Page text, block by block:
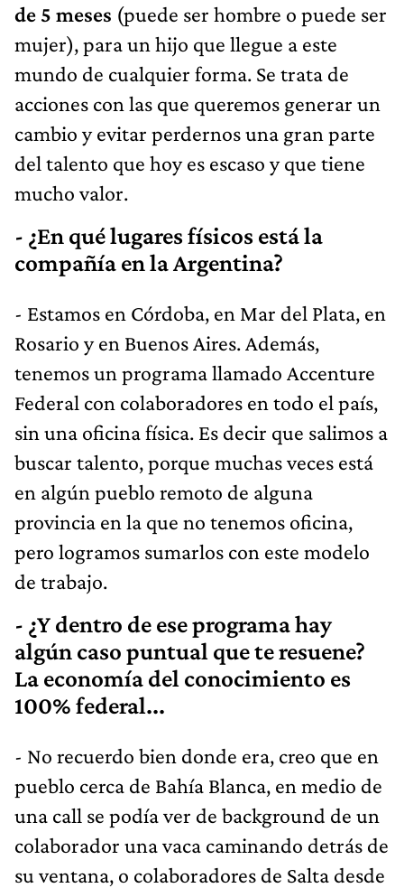
de 5 meses (puede ser hombre o puede ser
mujer), para un hijo que llegue a este
mundo de cualquier forma. Se trata de
acciones con las que queremos generar un
cambio y evitar perdernos una gran parte
del talento que hoy es escaso y que tiene
mucho valor.
- ¿En qué lugares físicos está la
compañía en la Argentina?
- Estamos en Córdoba, en Mar del Plata, en
Rosario y en Buenos Aires. Además,
tenemos un programa llamado Accenture
Federal con colaboradores en todo el país,
sin una oficina física. Es decir que salimos a
buscar talento, porque muchas veces está
en algún pueblo remoto de alguna
provincia en la que no tenemos oficina,
pero logramos sumarlos con este modelo
de trabajo.
- ¿Y dentro de ese programa hay
algún caso puntual que te resuene?
La economía del conocimiento es
100% federal...
- No recuerdo bien donde era, creo que en
pueblo cerca de Bahía Blanca, en medio de
una call se podía ver de background de un
colaborador una vaca caminando detrás de
su ventana, o colaboradores de Salta desde